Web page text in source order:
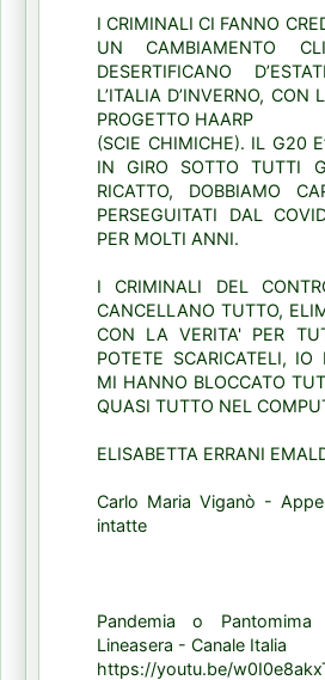
I CRIMINALI CI FANNO
UN CAMBIAMENTO
DESERTIFICANO
L’ITALIA D’INVERNO, CON
PROGETTO HAARP
(SCIE CHIMICHE). IL G20
IN GIRO SOTTO TUTTI
RICATTO, DOBBIAMO
PERSEGUITATI DAL
PER MOLTI ANNI.
I CRIMINALI DEL
CANCELLANO TUTTO,
CON LA VERITA' PER
POTETE SCARICATELI, IO
MI HANNO BLOCCATO
QUASI TUTTO NEL
ELISABETTA ERRANI
Carlo Maria Viganò -
intatte
Pandemia o
Lineasera - Canale Italia
https://youtu.be/